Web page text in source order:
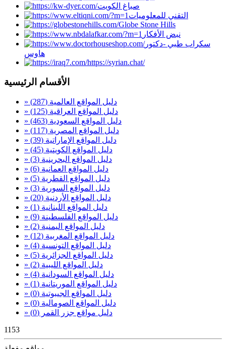
صباغ الكويت
التقني للمعلوميات
Globe Stone Hills
نبض الأفكار
سكراب طبي -دكتور
هاوس
https://syrian.chat/
الأقسام الرئيسية
» دليل المواقع العالمية (287)
» دليل المواقع العراقية (125)
» دليل المواقع السعودية (463)
» دليل المواقع المصرية (117)
» دليل المواقع الإماراتية (39)
» دليل المواقع الكويتية (45)
» دليل المواقع البحرينية (3)
» دليل المواقع العمانية (6)
» دليل المواقع القطرية (5)
» دليل المواقع السورية (3)
» دليل المواقع الأردنية (20)
» دليل المواقع اللبنانية (1)
» دليل المواقع الفلسطينة (9)
» دليل المواقع اليمنية (2)
» دليل المواقع المغربية (12)
» دليل المواقع التونسية (4)
» دليل المواقع الجزائرية (5)
» دليل المواقع الليبية (2)
» دليل المواقع السودانية (4)
» دليل المواقع الموريتانية (1)
» دليل المواقع الجيبوتية (0)
» دليل المواقع الصومالية (0)
» دليل مواقع جزر القمر (0)
1153